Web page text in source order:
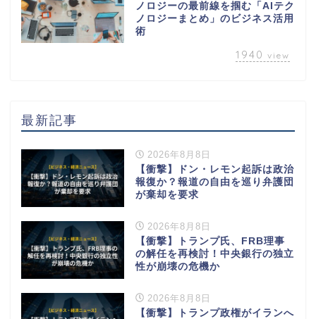
ノロジーの最前線を掴む「AIテク
ノロジーまとめ」のビジネス活用
術
1940 view
最新記事
2026年8月8日
【衝撃】ドン・レモン起訴は政治
報復か？報道の自由を巡り弁護団
が棄却を要求
2026年8月8日
【衝撃】トランプ氏、FRB理事
の解任を再検討！中央銀行の独立
性が崩壊の危機か
2026年8月8日
【衝撃】トランプ政権がイランへ